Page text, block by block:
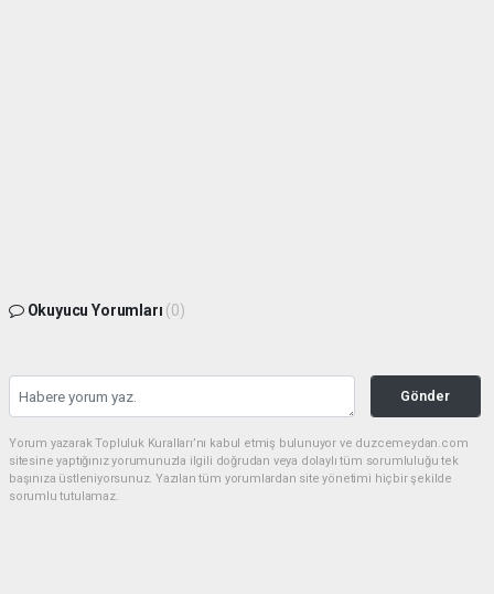
Okuyucu Yorumları (0)
Gönder
Yorum yazarak Topluluk Kuralları’nı kabul etmiş bulunuyor ve duzcemeydan.com
sitesine yaptığınız yorumunuzla ilgili doğrudan veya dolaylı tüm sorumluluğu tek
başınıza üstleniyorsunuz. Yazılan tüm yorumlardan site yönetimi hiçbir şekilde
sorumlu tutulamaz.